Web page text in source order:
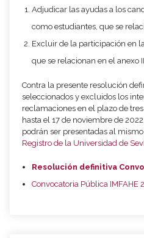
Adjudicar las ayudas a los
como estudiantes, que se
Excluir de la participación en
que se relacionan en el anexo II
Contra la presente resolución
seleccionados y excluidos los
reclamaciones en el plazo de
hasta el 17 de noviembre de
podrán ser presentadas al mismo
Registro de la Universidad de
Resolución definitiva
Convocatoria Pública IMFAHE